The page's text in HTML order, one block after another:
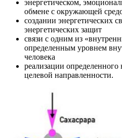
энергетическом,
обмене с окружающей
создании энергетических
энергетических защит
связи с одним из
определенным уровнем
человека
реализации
целевой направленности.